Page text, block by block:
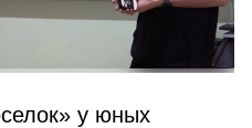
у юных